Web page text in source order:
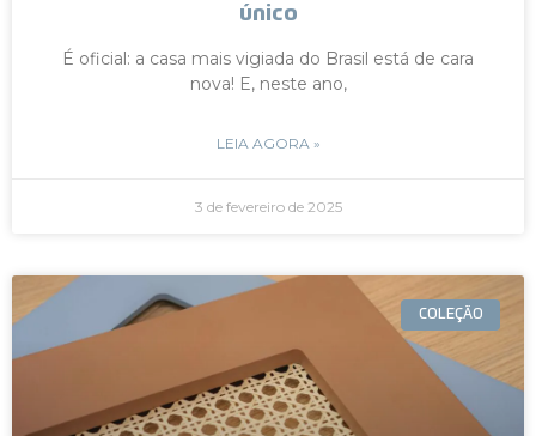
único
É oficial: a casa mais vigiada do Brasil está de cara
nova! E, neste ano,
LEIA AGORA »
3 de fevereiro de 2025
COLEÇÃO